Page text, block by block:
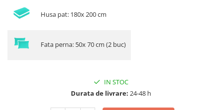
Husa pat: 180x 200 cm
Fata perna: 50x 70 cm (2 buc)
IN STOC
Durata de livrare: 24-48 h